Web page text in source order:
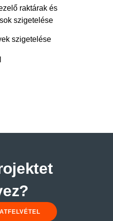
raktárak és
szigetelése
szigetelése